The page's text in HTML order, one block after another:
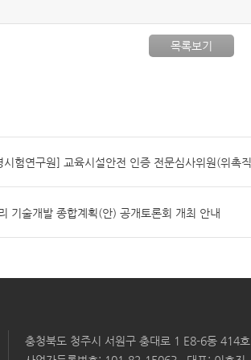
목록보기
시험연구원] 교육시설안전 인증 전문심사위원(위촉
기술개발 종합계획(안) 공개토론회 개최 안내
충청북도 청주시 서원구 충대로 1 E8-6동 414호